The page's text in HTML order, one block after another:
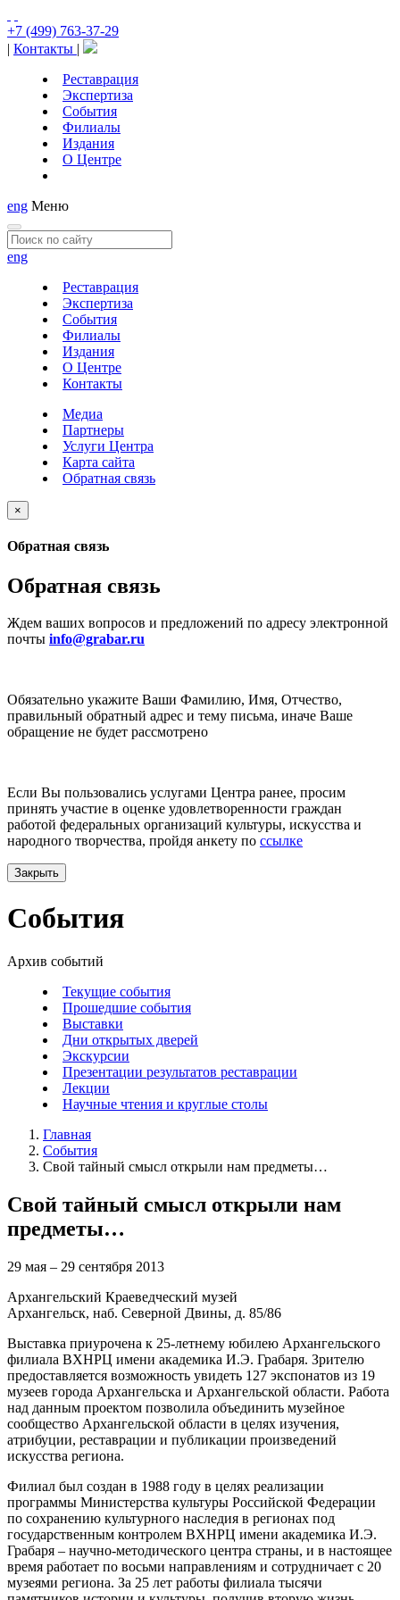
+7 (499) 763-37-29
| Контакты |
Реставрация
Экспертиза
События
Филиалы
Издания
О Центре
eng Меню
eng
Реставрация
Экспертиза
События
Филиалы
Издания
О Центре
Контакты
Медиа
Партнеры
Услуги Центра
Карта сайта
Обратная связь
×
Обратная связь
Обратная связь
Ждем ваших вопросов и предложений по адресу электронной
почты info@grabar.ru
Обязательно укажите Ваши Фамилию, Имя, Отчество,
правильный обратный адрес и тему письма, иначе Ваше
обращение не будет рассмотрено
Если Вы пользовались услугами Центра ранее, просим
принять участие в оценке удовлетворенности граждан
работой федеральных организаций культуры, искусства и
народного творчества, пройдя анкету по ссылке
Закрыть
События
Архив событий
Текущие события
Прошедшие события
Выставки
Дни открытых дверей
Экскурсии
Презентации результатов реставрации
Лекции
Научные чтения и круглые столы
Главная
События
Свой тайный смысл открыли нам предметы…
Свой тайный смысл открыли нам
предметы…
29 мая – 29 сентября 2013
Архангельский Краеведческий музей
Архангельск, наб. Северной Двины, д. 85/86
Выставка приурочена к 25-летнему юбилею Архангельского
филиала ВХНРЦ имени академика И.Э. Грабаря. Зрителю
предоставляется возможность увидеть 127 экспонатов из 19
музеев города Архангельска и Архангельской области. Работа
над данным проектом позволила объединить музейное
сообщество Архангельской области в целях изучения,
атрибуции, реставрации и публикации произведений
искусства региона.
Филиал был создан в 1988 году в целях реализации
программы Министерства культуры Российской Федерации
по сохранению культурного наследия в регионах под
государственным контролем ВХНРЦ имени академика И.Э.
Грабаря – научно-методического центра страны, и в настоящее
время работает по восьми направлениям и сотрудничает с 20
музеями региона. За 25 лет работы филиала тысячи